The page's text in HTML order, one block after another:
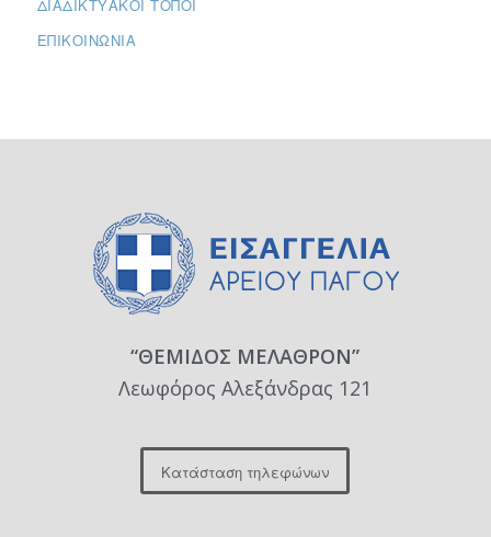
ΔΙΑΔΙΚΤΥΑΚΟΊ ΤΌΠΟΙ
ΕΠΙΚΟΙΝΩΝΊΑ
“ΘΕΜΙΔΟΣ ΜΕΛΑΘΡΟΝ”
Λεωφόρος Αλεξάνδρας 121
Κατάσταση τηλεφώνων